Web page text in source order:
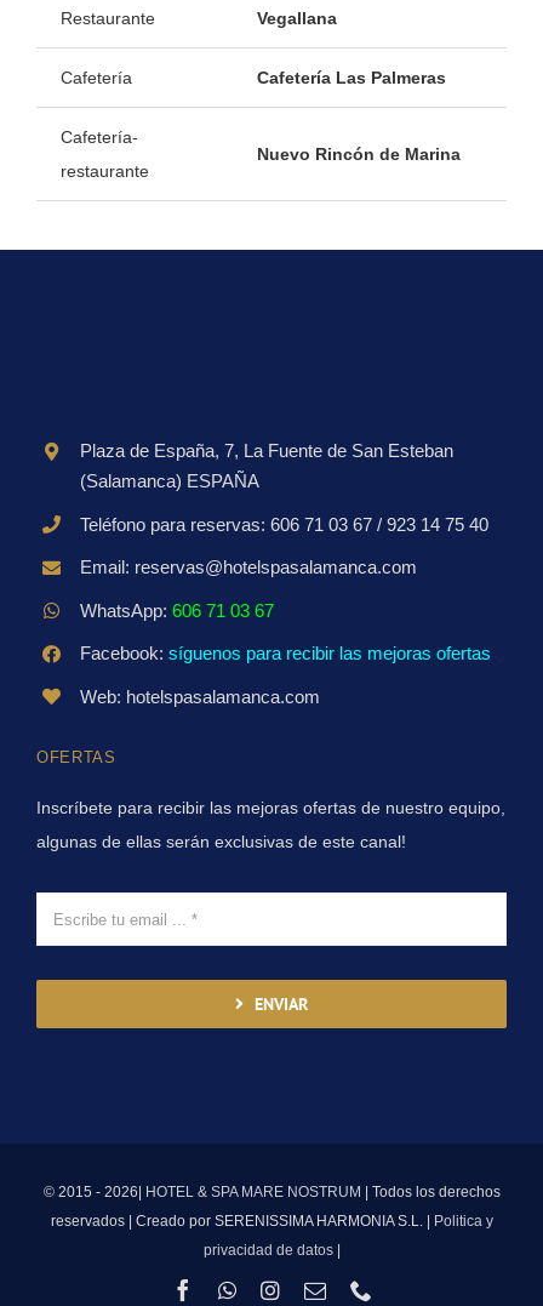
Restaurante Vegallana
Cafetería Cafetería Las Palmeras
Cafetería-
restaurante
Nuevo Rincón de Marina
Plaza de España, 7, La Fuente de San Esteban
(Salamanca) ESPAÑA
Teléfono para reservas: 606 71 03 67 / 923 14 75 40
Email: reservas@hotelspasalamanca.com
WhatsApp: 606 71 03 67
Facebook: síguenos para recibir las mejoras ofertas
Web: hotelspasalamanca.com
OFERTAS
Inscríbete para recibir las mejoras ofertas de nuestro equipo,
algunas de ellas serán exclusivas de este canal!
ENVIAR
© 2015 - 2026| HOTEL & SPA MARE NOSTRUM
| Todos los derechos
reservados | Creado por SERENISSIMA HARMONIA S.L. |
Politica y
privacidad de datos|